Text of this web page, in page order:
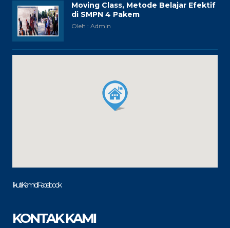
Moving Class, Metode Belajar Efektif
di SMPN 4 Pakem
Oleh : Admin
Ikuti Kami di Facebook
KONTAK KAMI